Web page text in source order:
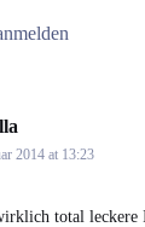
2014 at 13:23
total leckere